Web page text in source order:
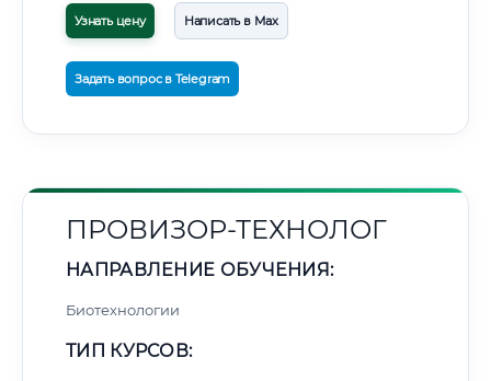
Узнать цену Написать в Max
Задать вопрос в Telegram
ПРОВИЗОР-ТЕХНОЛОГ
НАПРАВЛЕНИЕ ОБУЧЕНИЯ:
Биотехнологии
ТИП КУРСОВ: